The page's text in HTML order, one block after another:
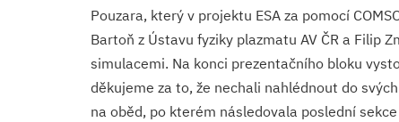
Pouzara, který v projektu ESA za pomocí
Bartoň z Ústavu fyziky plazmatu AV ČR a Filip
simulacemi. Na konci prezentačního bloku
děkujeme za to, že nechali nahlédnout do
na oběd, po kterém následovala poslední